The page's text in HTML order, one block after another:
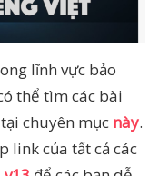
lĩnh vực bảo
thể tìm các bài
chuyên mục này.
link của tất cả các